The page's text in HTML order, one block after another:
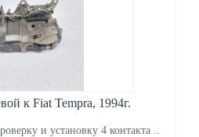
к Fiat Tempra, 1994г.
и установку 4 контакта ..